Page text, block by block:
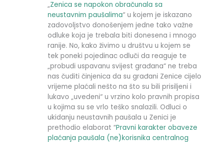
„Zenica se napokon obračunala sa
neustavnim paušalima“ u kojem je iskazano
zadovoljstvo donošenjem jedne tako važne
odluke koja je trebala biti donesena i mnogo
ranije. No, kako živimo u društvu u kojem se
tek poneki pojedinac odluči da reaguje te
„probudi uspavanu svijest građana“ ne treba
nas čuditi činjenica da su građani Zenice cijelo
vrijeme plaćali nešto na što su bili prisiljeni i
lukavo „uvedeni“ u vrzino kolo pravnih propisa
u kojima su se vrlo teško snalazili. Odluci o
ukidanju neustavnih paušala u Zenici je
prethodio elaborat “Pravni karakter obaveze
plaćanja paušala (ne)korisnika centralnog